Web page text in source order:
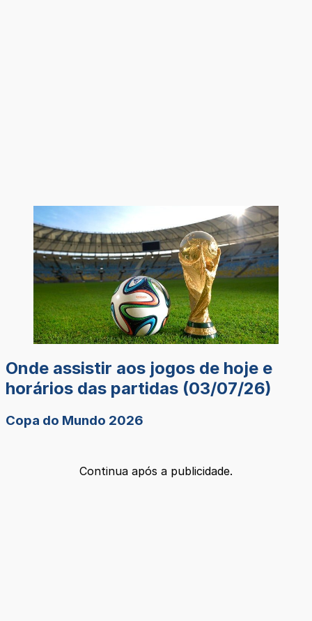
Onde assistir aos jogos de hoje e
horários das partidas (03/07/26)
Copa do Mundo 2026
Continua após a publicidade.